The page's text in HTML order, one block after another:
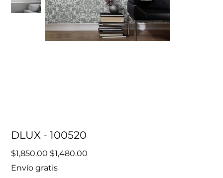
DLUX - 100520
Precio
original
$1,850.00 Precio
de
$1,480.00
Envío gratis